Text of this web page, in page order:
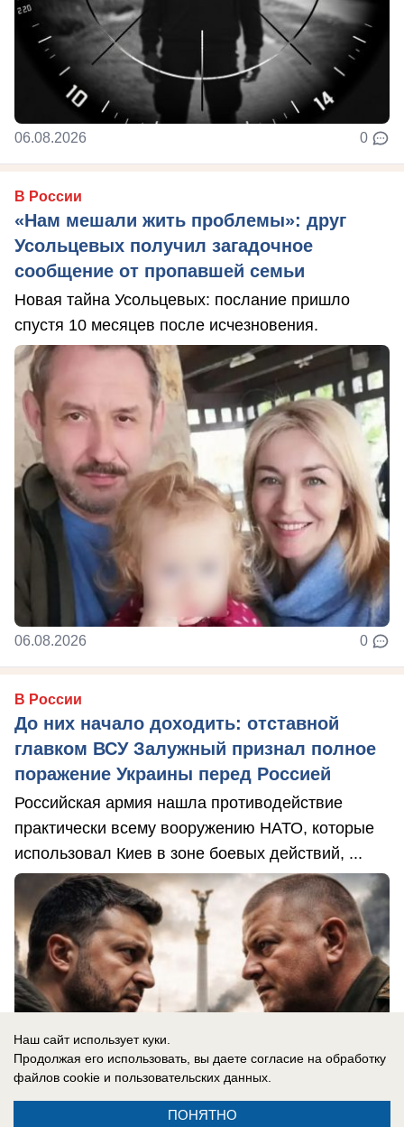
06.08.2026 0
В России
«Нам мешали жить проблемы»: друг
Усольцевых получил загадочное
сообщение от пропавшей семьи
Новая тайна Усольцевых: послание пришло
спустя 10 месяцев после исчезновения.
06.08.2026 0
В России
До них начало доходить: отставной
главком ВСУ Залужный признал полное
поражение Украины перед Россией
Российская армия нашла противодействие
практически всему вооружению НАТО, которые
использовал Киев в зоне боевых действий, ...
Наш сайт использует куки.
Продолжая его использовать, вы даете согласие на обработку
файлов cookie и пользовательских данных.
ПОНЯТНО